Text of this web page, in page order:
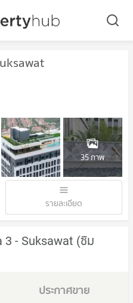
35 ภาพ
รายละเอียด
3 - Suksawat (ซิม
ประกาศขาย